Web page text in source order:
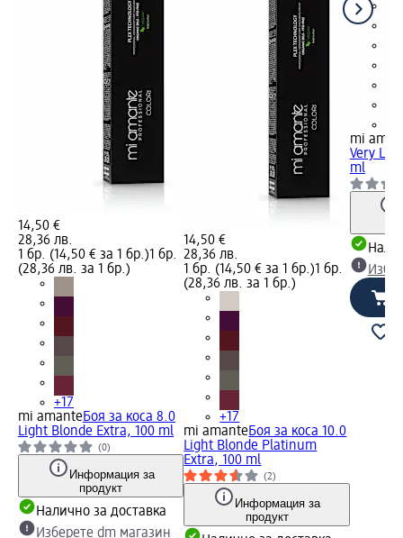
14,50 €
28,36 лв.
1 бр. (14,50 € за 1 бр.)1 бр.
(28,36 лв. за 1 бр.)
+17
mi amanteБоя за коса 8.0
Light Blonde Extra, 100 ml
(0)
Информация за
продукт
Налично за доставка
Изберете dm магазин
14,50 €
28,36 лв.
1 бр. (14,50 € за 1 бр.)1 бр.
(28,36 лв. за 1 бр.)
+17
mi amanteБоя за коса 10.0
Light Blonde Platinum
Extra, 100 ml
(2)
Информация за
продукт
mi
Very
ml